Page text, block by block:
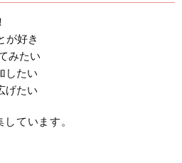
が好き
みたい
したい
げたい
ています。